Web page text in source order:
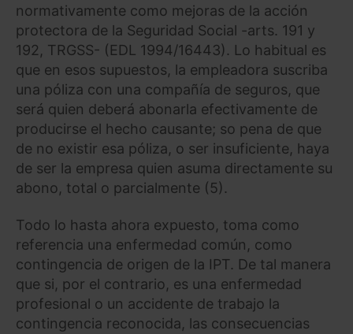
normativamente como mejoras de la acción
protectora de la Seguridad Social -arts. 191 y
192, TRGSS- (EDL 1994/16443). Lo habitual es
que en esos supuestos, la empleadora suscriba
una póliza con una compañía de seguros, que
será quien deberá abonarla efectivamente de
producirse el hecho causante; so pena de que
de no existir esa póliza, o ser insuficiente, haya
de ser la empresa quien asuma directamente su
abono, total o parcialmente (5).
Todo lo hasta ahora expuesto, toma como
referencia una enfermedad común, como
contingencia de origen de la IPT. De tal manera
que si, por el contrario, es una enfermedad
profesional o un accidente de trabajo la
contingencia reconocida, las consecuencias